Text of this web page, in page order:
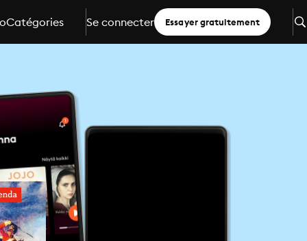
Catégories Se connecter Essayer gratuitement